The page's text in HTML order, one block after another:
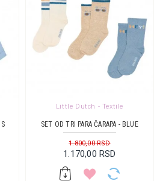
Little Dutch - Textile
SET OD TRI PARA ČARAPA - BLUE
1.170,00 RSD
1.800,00 RSD